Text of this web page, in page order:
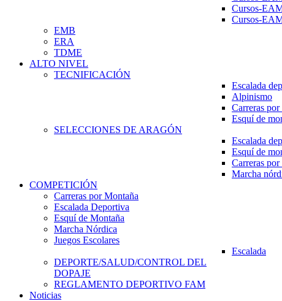
Cursos-
Cursos-
EMB
ERA
TDME
ALTO NIVEL
TECNIFICACIÓN
Escalada
Alpinismo
Carreras por
Esquí de
SELECCIONES DE ARAGÓN
Escalada
Esquí de
Carreras por
Marcha
COMPETICIÓN
Carreras por Montaña
Escalada Deportiva
Esquí de Montaña
Marcha Nórdica
Juegos Escolares
Escalada
DEPORTE/SALUD/CONTROL DEL
DOPAJE
REGLAMENTO DEPORTIVO FAM
Noticias